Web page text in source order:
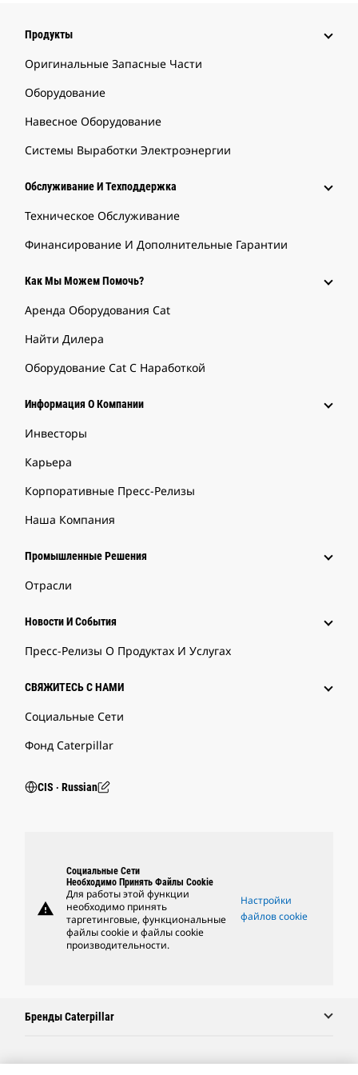
Продукты
Оригинальные Запасные Части
Оборудование
Навесное Оборудование
Системы Выработки Электроэнергии
Обслуживание И Техподдержка
Техническое Обслуживание
Финансирование И Дополнительные Гарантии
Как Мы Можем Помочь?
Аренда Оборудования Cat
Найти Дилера
Оборудование Cat С Наработкой
Информация О Компании
Инвесторы
Карьера
Корпоративные Пресс-Релизы
Наша Компания
Промышленные Решения
Отрасли
Новости И События
Пресс-Релизы О Продуктах И Услугах
СВЯЖИТЕСЬ С НАМИ
Социальные Сети
Фонд Caterpillar
CIS ‧ Russian
warning
Социальные Сети
Необходимо Принять Файлы Cookie
Для работы этой функции
необходимо принять
таргетинговые, функциональные
файлы cookie и файлы cookie
производительности.
Настройки
файлов cookie
Бренды Caterpillar